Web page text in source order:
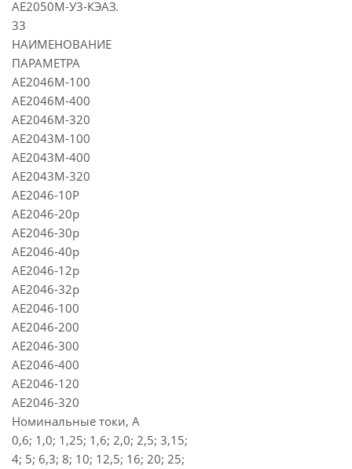
АЕ2050М-У3-КЭАЗ.
33
НАИМЕНОВАНИЕ
ПАРАМЕТРА
АЕ2046М-100
АЕ2046М-400
АЕ2046М-320
АЕ2043М-100
АЕ2043М-400
АЕ2043М-320
АЕ2046-10Р
АЕ2046-20р
АЕ2046-30р
АЕ2046-40р
АЕ2046-12р
АЕ2046-32р
АЕ2046-100
АЕ2046-200
АЕ2046-300
АЕ2046-400
АЕ2046-120
АЕ2046-320
Номинальные токи, А
0,6; 1,0; 1,25; 1,6; 2,0; 2,5; 3,15;
4; 5; 6,3; 8; 10; 12,5; 16; 20; 25;